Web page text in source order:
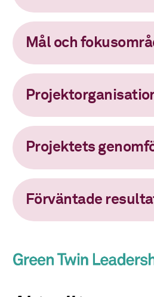
Mål och
Projektets
Förväntade